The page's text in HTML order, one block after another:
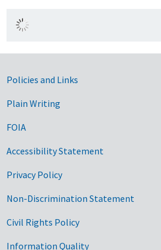
Government Links
Policies and Links
Plain Writing
FOIA
Accessibility Statement
Privacy Policy
Non-Discrimination Statement
Civil Rights Policy
Information Quality